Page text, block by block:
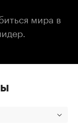
мира в